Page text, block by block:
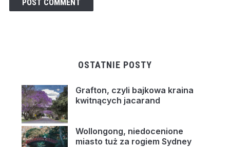
OSTATNIE POSTY
Grafton, czyli bajkowa kraina
kwitnących jacarand
Wollongong, niedocenione
miasto tuż za rogiem Sydney